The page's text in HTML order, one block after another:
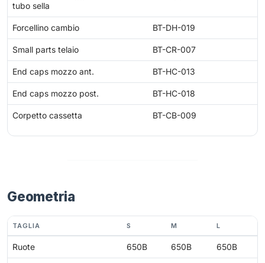
tubo sella
Forcellino cambio BT-DH-019
Small parts telaio BT-CR-007
End caps mozzo ant. BT-HC-013
End caps mozzo post. BT-HC-018
Corpetto cassetta BT-CB-009
Geometria
TAGLIA S M L
Ruote 650B 650B 650B